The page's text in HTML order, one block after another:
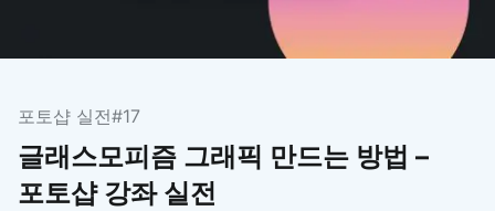
포토샵 실전#17
글래스모피즘 그래픽 만드는 방법 –
포토샵 강좌 실전